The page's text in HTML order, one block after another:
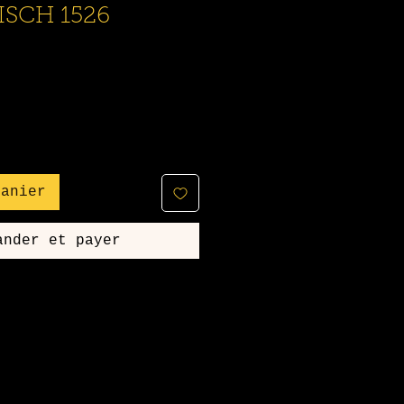
1526
et payer